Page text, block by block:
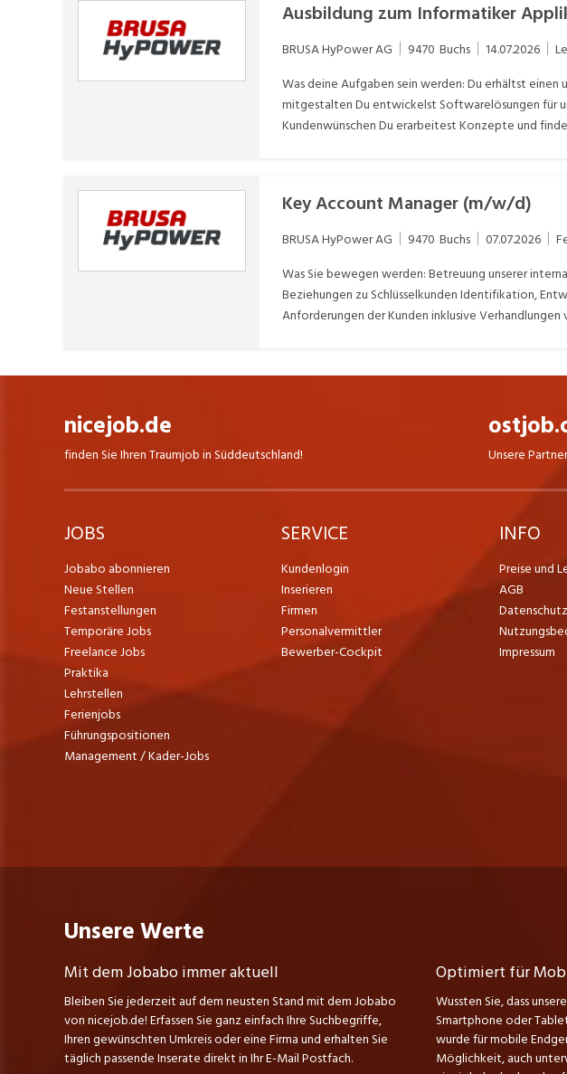
Controlling-Prozesse aktiv mit und treiben
Ausbildung zum Informatiker
BRUSA HyPower AG 9470 Buchs 14.07.2026
Was deine Aufgaben sein werden: Du erhältst
mitgestalten Du entwickelst Softwarelösungen für
Kundenwünschen Du erarbeitest Konzepte und
Key Account Manager (m/w/d)
BRUSA HyPower AG 9470 Buchs 07.07.2026
Was Sie bewegen werden: Betreuung unserer
Beziehungen zu Schlüsselkunden Identifikation,
Anforderungen der Kunden inklusive
nicejob.de
finden Sie Ihren Traumjob in Süddeutschland! Unsere
JOBS
Jobabo abonnieren
Neue Stellen
Festanstellungen
Temporäre Jobs
Freelance Jobs
Praktika
Lehrstellen
Ferienjobs
Führungspositionen
Management / Kader-Jobs
SERVICE
Kundenlogin
Inserieren
Firmen
Personalvermittler
Bewerber-Cockpit
INFO
Preise und
AGB
Impressum
Unsere Werte
Mit dem Jobabo immer aktuell
Bleiben Sie jederzeit auf dem neusten Stand mit dem Jobabo
von nicejob.de! Erfassen Sie ganz einfach Ihre Suchbegriffe,
Ihren gewünschten Umkreis oder eine Firma und erhalten Sie
täglich passende Inserate direkt in Ihr E-Mail Postfach.
Optimiert für
Wussten Sie, dass
Smartphone oder
wurde für mobile
Möglichkeit, auch